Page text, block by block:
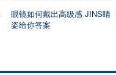
眼镜如何戴出高级感 JINS睛
姿给你答案